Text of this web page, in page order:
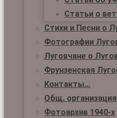
Статьи о
Стихи и Песни о
Фотографии
Луговчане о
Фрунзенская
Контакты…
Общ. организация
Фотоархив 1940-х